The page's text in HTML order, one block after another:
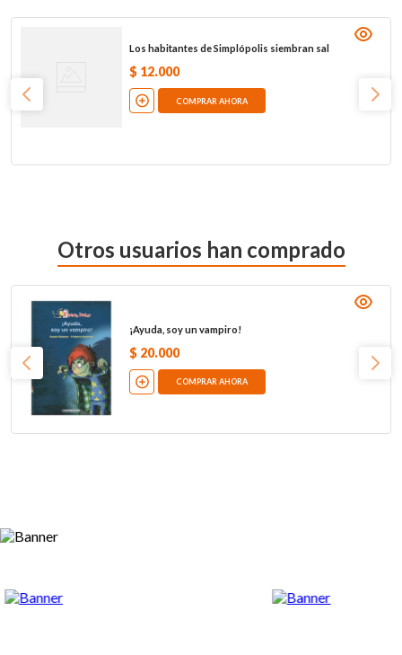
Los habitantes de Simplópolis siembran sal
$ 12.000
COMPRAR AHORA
Otros usuarios han comprado
¡Ayuda, soy un vampiro!
$ 20.000
COMPRAR AHORA